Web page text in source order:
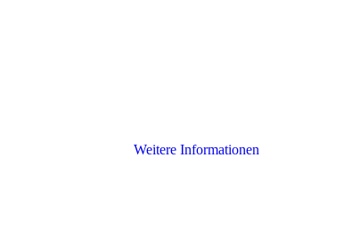
Weitere Informationen